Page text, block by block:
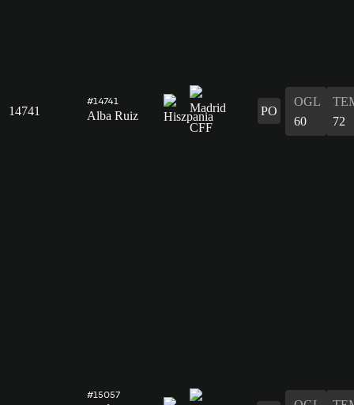
14741
#14741
Alba Ruiz PO
OGL
60
72
#15057